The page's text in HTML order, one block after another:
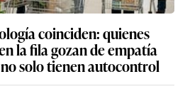
coinciden: quienes
la fila gozan de empatía
solo tienen autocontrol